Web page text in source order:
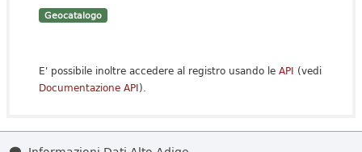
Geocatalogo
E' possibile inoltre accedere al registro usando le API (vedi
Documentazione API).